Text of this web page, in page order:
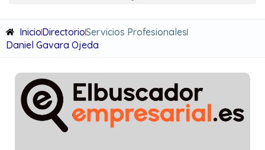
InicioDirectorioServicios Profesionales
Daniel Gavara Ojeda